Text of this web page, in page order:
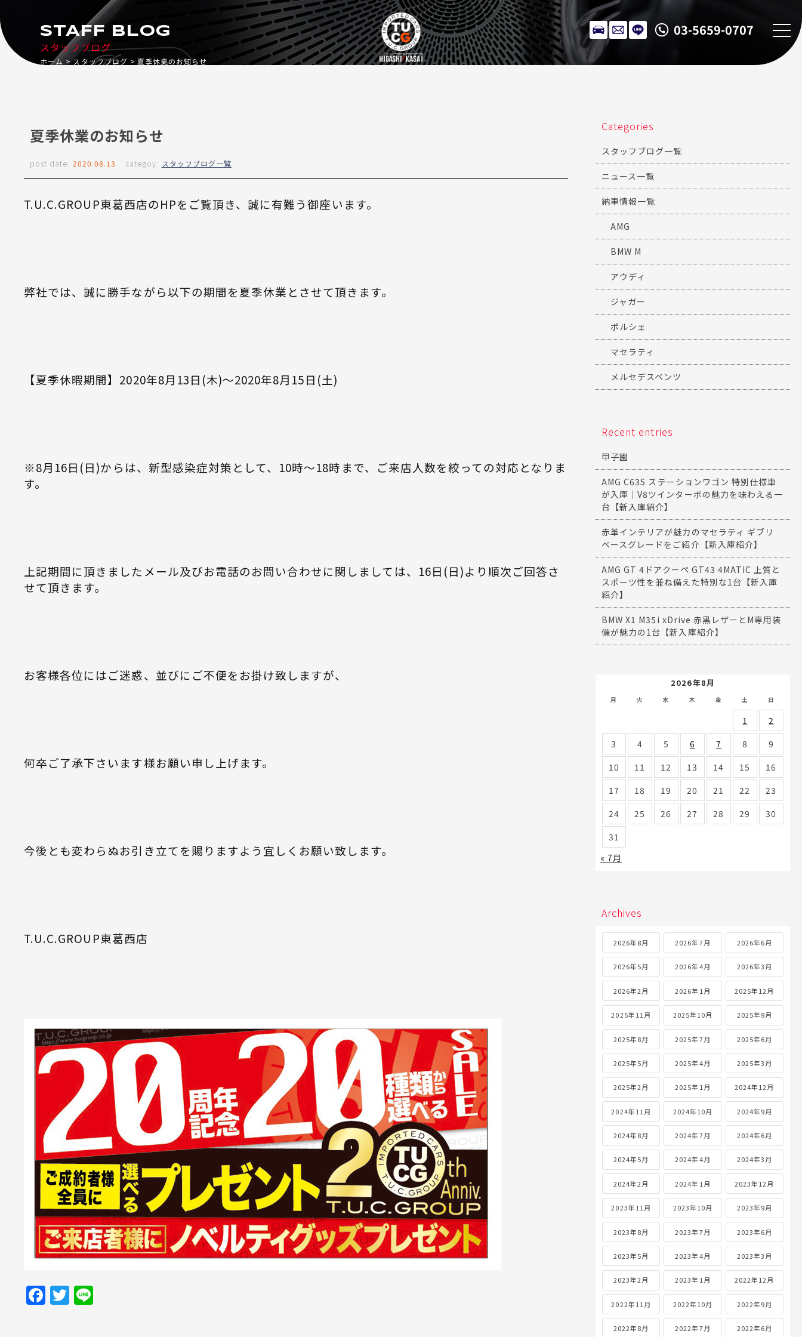
03-5659-0707
スタッフブログ
STAFF BLOG
ホーム スタッフブログ 夏季休業のお知らせ
夏季休業のお知らせ
post date: 2020.08.13 categoy: スタッフブログ一覧
T.U.C.GROUP東葛西店のHPをご覧頂き、誠に有難う御座います。
弊社では、誠に勝手ながら以下の期間を夏季休業とさせて頂きます。
【夏季休暇期間】2020年8月13日(木)～2020年8月15日(土)
※8月16日(日)からは、新型感染症対策として、10時～18時まで、ご来店人数を絞っての対応となりま
す。
上記期間に頂きましたメール及びお電話のお問い合わせに関しましては、16日(日)より順次ご回答さ
せて頂きます。
お客様各位にはご迷惑、並びにご不便をお掛け致しますが、
何卒ご了承下さいます様お願い申し上げます。
今後とも変わらぬお引き立てを賜りますよう宜しくお願い致します。
T.U.C.GROUP東葛西店
Facebook
Twitter
Categories
スタッフブログ一覧
ニュース一覧
納車情報一覧
AMG
BMW M
アウディ
ジャガー
ポルシェ
マセラティ
メルセデスベンツ
Recent entries
甲子園
AMG C63S ステーションワゴン 特別仕様車
が入庫｜V8ツインターボの魅力を味わえる一
台【新入庫紹介】
赤革インテリアが魅力のマセラティ ギブリ
ベースグレードをご紹介【新入庫紹介】
AMG GT 4ドアクーペ GT43 4MATIC 上質と
スポーツ性を兼ね備えた特別な1台【新入庫
紹介】
BMW X1 M35i xDrive 赤黒レザーとM専用装
備が魅力の1台【新入庫紹介】
2026年8月
月 火 水 木 金 土 日
1
2
3
4 5 6 7 8
9
10
11 12 13 14 15
16
17
18 19 20 21 22
23
24
25 26 27 28 29
30
31
« 7月
Archives
2026年8月 2026年7月 2026年6月
2026年5月 2026年4月 2026年3月
2026年2月 2026年1月 2025年12月
2025年11月 2025年10月 2025年9月
2025年8月 2025年7月 2025年6月
2025年5月 2025年4月 2025年3月
2025年2月 2025年1月 2024年12月
2024年11月 2024年10月 2024年9月
2024年8月 2024年7月 2024年6月
2024年5月 2024年4月 2024年3月
2024年2月 2024年1月 2023年12月
2023年11月 2023年10月 2023年9月
2023年8月 2023年7月 2023年6月
2023年5月 2023年4月 2023年3月
2023年2月 2023年1月 2022年12月
2022年11月 2022年10月 2022年9月
2022年8月 2022年7月 2022年6月